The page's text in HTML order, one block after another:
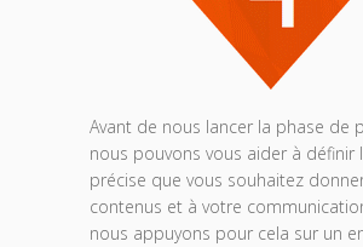
Avant de nous lancer la phase de
nous pouvons vous aider à définir
précise que vous souhaitez
contenus et à votre
nous appuyons pour cela sur un